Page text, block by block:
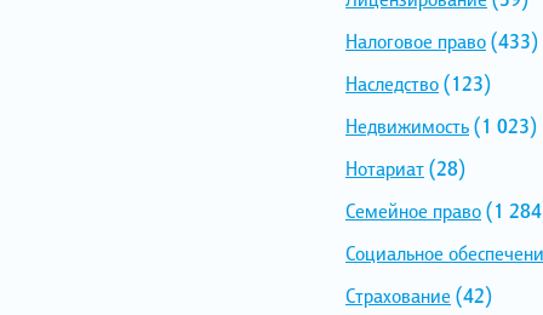
Налоговое право(433)
Наследство(123)
Недвижимость(1 023)
Нотариат(28)
Семейное право(1
Социальное
Страхование (42)